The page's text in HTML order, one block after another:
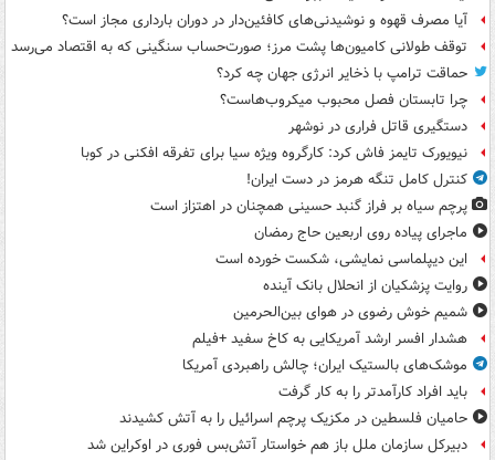
آیا مصرف قهوه و نوشیدنی‌های کافئین‌دار در دوران بارداری مجاز است؟
توقف طولانی کامیون‌ها پشت مرز؛ صورت‌حساب سنگینی که به اقتصاد می‌رسد
حماقت ترامپ با ذخایر انرژی جهان چه کرد؟
چرا تابستان فصل محبوب میکروب‌هاست؟
دستگیری قاتل فراری در نوشهر
نیویورک تایمز فاش کرد: کارگروه ویژه سیا برای تفرقه افکنی در کوبا
کنترل کامل تنگه هرمز در دست ایران!
پرچم سیاه بر فراز گنبد حسینی همچنان در اهتزاز است
ماجرای پیاده روی اربعین حاج رمضان
این دیپلماسی نمایشی، شکست خورده است
روایت پزشکیان از انحلال بانک آینده
شمیم خوش رضوی در هوای بین‌الحرمین
هشدار افسر ارشد آمریکایی به کاخ سفید +فیلم
موشک‌های بالستیک ایران؛ چالش راهبردی آمریکا
باید افراد کارآمدتر را به کار گرفت
حامیان فلسطین در مکزیک پرچم اسرائیل را به آتش کشیدند
دبیرکل سازمان ملل باز هم خواستار آتش‌بس فوری در اوکراین شد